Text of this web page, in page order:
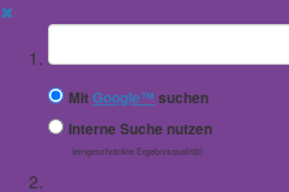
✖
Suchbegriff
MitGoogle™ suchen
Interne Suche nutzen
(eingeschränkte Ergebnisqualität)